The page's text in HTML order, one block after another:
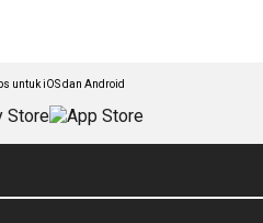
untuk iOS dan Android